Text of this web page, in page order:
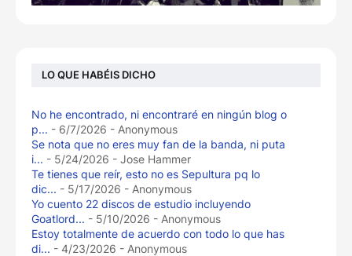
LO QUE HABÉIS DICHO
No he encontrado, ni encontraré en ningún blog o
p... - 6/7/2026 - Anonymous
Se nota que no eres muy fan de la banda, ni puta
i... - 5/24/2026 - Jose Hammer
Te tienes que reír, esto no es Sepultura pq lo
dic... - 5/17/2026 - Anonymous
Yo cuento 22 discos de estudio incluyendo
Goatlord... - 5/10/2026 - Anonymous
Estoy totalmente de acuerdo con todo lo que has
di... - 4/23/2026 - Anonymous